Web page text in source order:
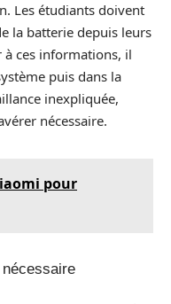
Les étudiants doivent
la batterie depuis leurs
à ces informations, il
puis dans la
inexpliquée,
nécessaire.
pour